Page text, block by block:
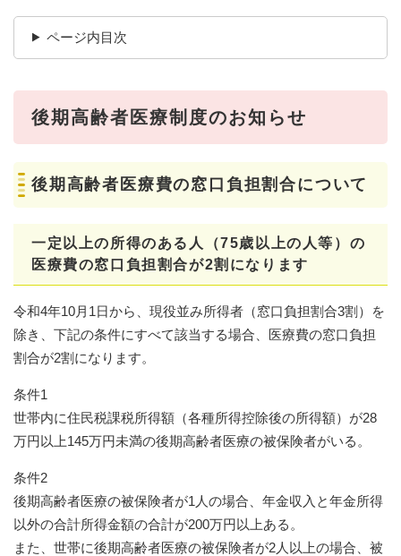
ページ内目次
後期高齢者医療制度のお知らせ
後期高齢者医療費の窓口負担割合について
一定以上の所得のある人（75歳以上の人等）の
医療費の窓口負担割合が2割になります
令和4年10月1日から、現役並み所得者（窓口負担割合3割）を
除き、下記の条件にすべて該当する場合、医療費の窓口負担
割合が2割になります。
条件1
世帯内に住民税課税所得額（各種所得控除後の所得額）が28
万円以上145万円未満の後期高齢者医療の被保険者がいる。
条件2
後期高齢者医療の被保険者が1人の場合、年金収入と年金所得
以外の合計所得金額の合計が200万円以上ある。
また、世帯に後期高齢者医療の被保険者が2人以上の場合、被